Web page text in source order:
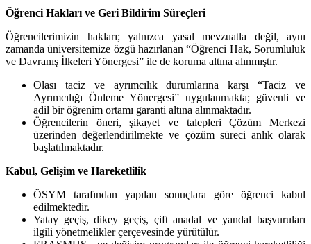
Öğrenci Hakları ve Geri Bildirim Süreçleri
Öğrencilerimizin hakları; yalnızca yasal mevzuatla değil, aynı
zamanda üniversitemize özgü hazırlanan “Öğrenci Hak, Sorumluluk
ve Davranış İlkeleri Yönergesi” ile de koruma altına alınmıştır.
Olası taciz ve ayrımcılık durumlarına karşı “Taciz ve
Ayrımcılığı Önleme Yönergesi” uygulanmakta; güvenli ve
adil bir öğrenim ortamı garanti altına alınmaktadır.
Öğrencilerin öneri, şikayet ve talepleri Çözüm Merkezi
üzerinden değerlendirilmekte ve çözüm süreci anlık olarak
başlatılmaktadır.
Kabul, Gelişim ve Hareketlilik
ÖSYM tarafından yapılan sonuçlara göre öğrenci kabul
edilmektedir.
Yatay geçiş, dikey geçiş, çift anadal ve yandal başvuruları
ilgili yönetmelikler çerçevesinde yürütülür.